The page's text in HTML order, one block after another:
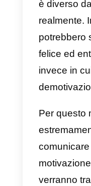
una
affinché
avere